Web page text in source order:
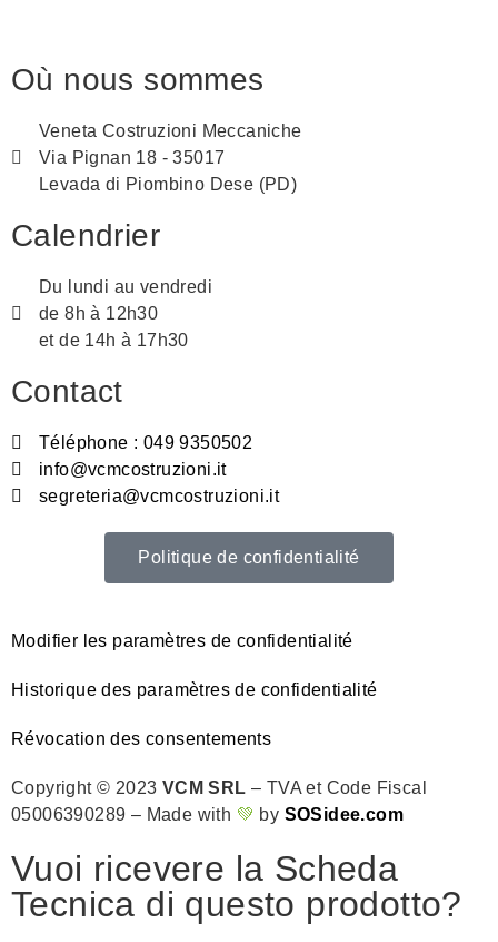
Où nous sommes
Veneta Costruzioni Meccaniche
Via Pignan 18 - 35017
Levada di Piombino Dese (PD)
Calendrier
Du lundi au vendredi
de 8h à 12h30
et de 14h à 17h30
Contact
Téléphone : 049 9350502
info@vcmcostruzioni.it
segreteria@vcmcostruzioni.it
Politique de confidentialité
Modifier les paramètres de confidentialité
Historique des paramètres de confidentialité
Révocation des consentements
Copyright © 2023 VCM SRL – TVA et Code Fiscal
05006390289 – Made with 💚 by SOSidee.com
Vuoi ricevere la Scheda
Tecnica di questo prodotto?